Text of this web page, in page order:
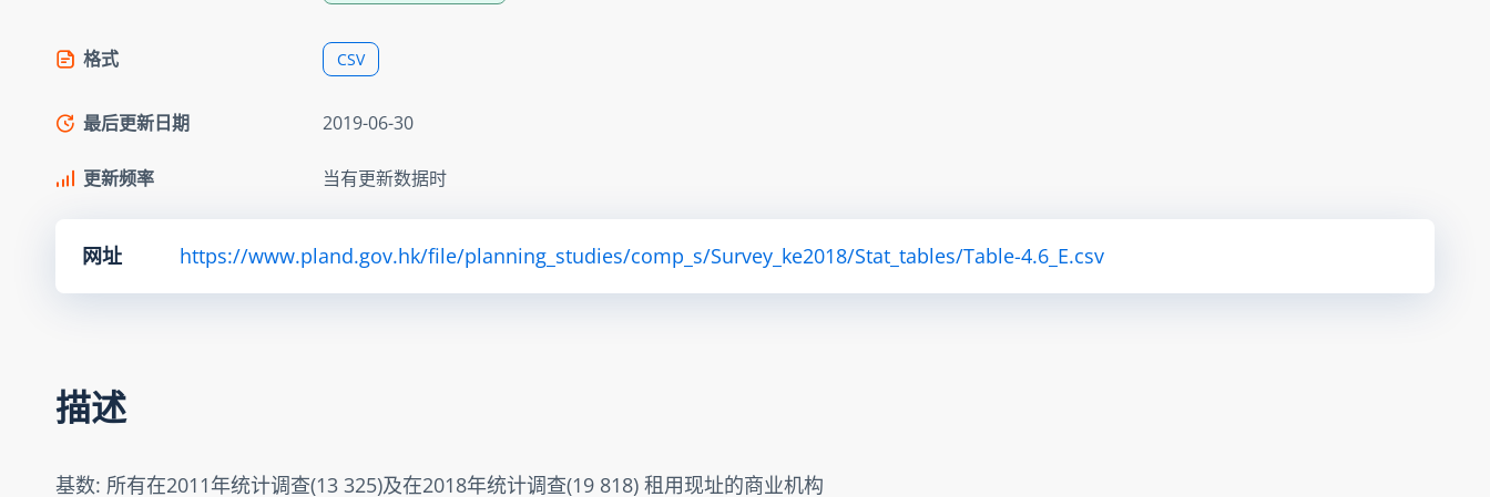
格式 CSV
最后更新日期 2019-06-30
更新频率 当有更新数据时
网址 https://www.pland.gov.hk/file/planning_studies/comp_s/Survey_ke2018/Stat_tables/Table-4.6_E.csv
描述
基数: 所有在2011年统计调查(13 325)及在2018年统计调查(19 818) 租用现址的商业机构